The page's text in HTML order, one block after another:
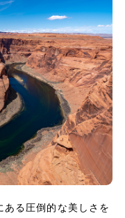
ある圧倒的な美しさを